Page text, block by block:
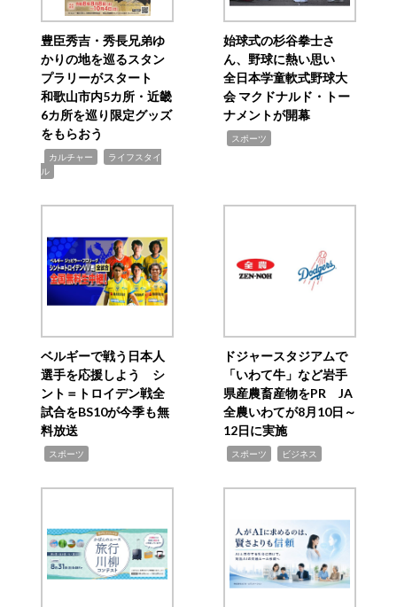
豊臣秀吉・秀長兄弟ゆ
かりの地を巡るスタン
プラリーがスタート
和歌山市内5カ所・近畿
6カ所を巡り限定グッズ
をもらおう
カルチャー
ライフスタイ
ル
始球式の杉谷拳士さ
ん、野球に熱い思い
全日本学童軟式野球大
会 マクドナルド・トー
ナメントが開幕
スポーツ
ベルギーで戦う日本人
選手を応援しよう シ
ント＝トロイデン戦全
試合をBS10が今季も無
料放送
スポーツ
ドジャースタジアムで
「いわて牛」など岩手
県産農畜産物をPR JA
全農いわてが8月10日～
12日に実施
スポーツ ビジネス